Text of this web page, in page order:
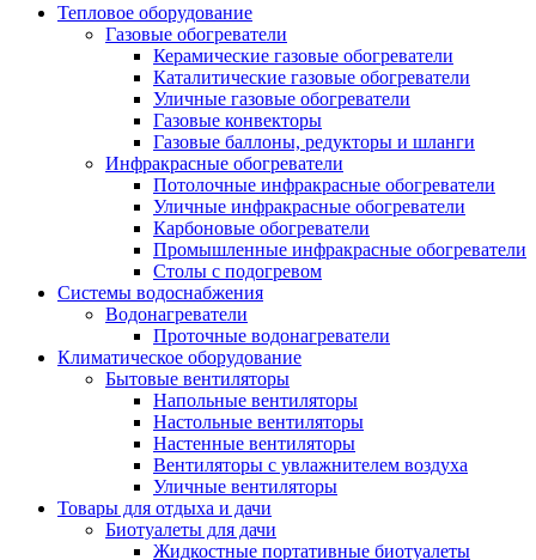
Тепловое оборудование
Газовые обогреватели
Керамические газовые обогреватели
Каталитические газовые обогреватели
Уличные газовые обогреватели
Газовые конвекторы
Газовые баллоны, редукторы и шланги
Инфракрасные обогреватели
Потолочные инфракрасные обогреватели
Уличные инфракрасные обогреватели
Карбоновые обогреватели
Промышленные инфракрасные обогреватели
Столы с подогревом
Системы водоснабжения
Водонагреватели
Проточные водонагреватели
Климатическое оборудование
Бытовые вентиляторы
Напольные вентиляторы
Настольные вентиляторы
Настенные вентиляторы
Вентиляторы с увлажнителем воздуха
Уличные вентиляторы
Товары для отдыха и дачи
Биотуалеты для дачи
Жидкостные портативные биотуалеты